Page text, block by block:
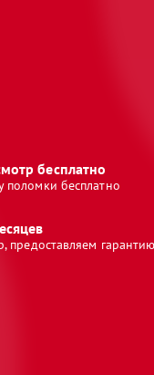
бесплатно
бесплатно
предоставляем гарантию